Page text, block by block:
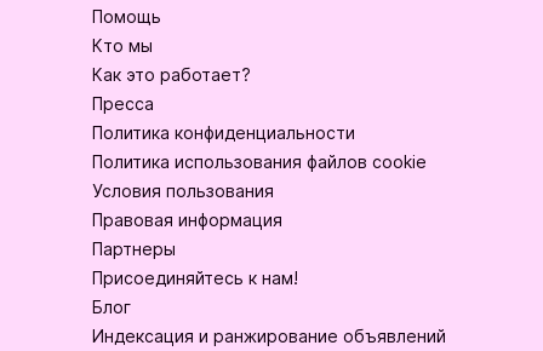
Помощь
Кто мы
Как это работает?
Пресса
Политика конфиденциальности
Политика использования файлов cookie
Условия пользования
Правовая информация
Партнеры
Присоединяйтесь к нам!
Блог
Индексация и ранжирование объявлений